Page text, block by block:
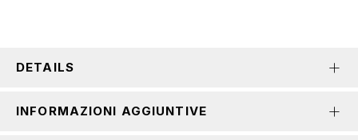
DETAILS
INFORMAZIONI AGGIUNTIVE